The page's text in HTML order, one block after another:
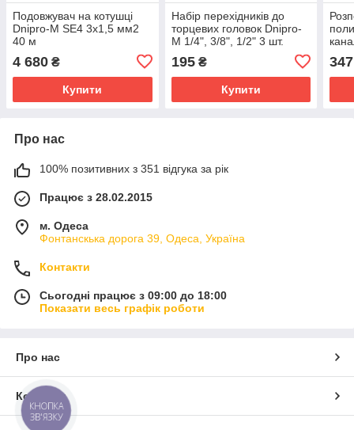
Подовжувач на котушці
Dnipro-M SE4 3x1,5 мм2
40 м
4 680 ₴
Купити
Набір перехідників до
торцевих головок Dnipro-
M 1/4", 3/8", 1/2" 3 шт.
195₴
Купити
347
Про нас
100% позитивних з 351 відгука за рік
Працює з 28.02.2015
м. Одеса
Фонтанскька дорога 39, Одеса, Україна
Контакти
Сьогодні працює з 09:00 до 18:00
Показати весь графік роботи
Про нас
Контакти
КНОПКА
ЗВ'ЯЗКУ